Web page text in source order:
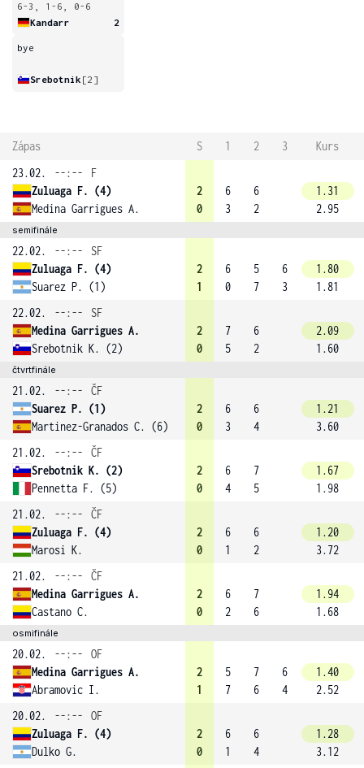
6-3, 1-6, 0-6
Kandarr
2
bye
Srebotnik [2]
Zápas S 1 2 3
Kurs
23.02.
--:--
F
Zuluaga F. (4)
Medina Garrigues A.
2
0
6
3
6
2
1.31
2.95
semifinále
22.02. --:--
SF
Zuluaga F. (4)
Suarez P. (1)
2
1
6
0
5
7
6
3
1.80
1.81
22.02.
--:--
SF
Medina Garrigues A.
Srebotnik K. (2)
2
0
7
5
6
2
2.09
1.60
čtvrtfinále
21.02. --:--
ČF
Suarez P. (1)
Martinez-Granados C. (6)
2
0
6
3
6
4
1.21
3.60
21.02.
--:--
ČF
Srebotnik K. (2)
Pennetta F. (5)
2
0
6
4
7
5
1.67
1.98
21.02.
--:--
ČF
Zuluaga F. (4)
Marosi K.
2
0
6
1
6
2
1.20
3.72
21.02.
--:--
ČF
Medina Garrigues A.
Castano C.
2
0
6
2
7
6
1.94
1.68
osmifinále
20.02. --:--
OF
Medina Garrigues A.
Abramovic I.
2
1
5
7
7
6
6
4
1.40
2.52
20.02.
--:--
OF
Zuluaga F. (4)
Dulko G.
2
0
6
1
6
4
1.28
3.12